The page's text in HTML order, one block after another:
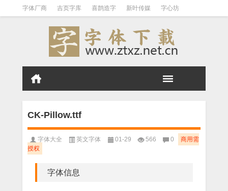
字体厂商 吉页字库 喜鹊造字 新叶传媒 字心坊
刻石录
标签云 字体归档 免费商用 日系中文
汉标字库
CK-Pillow.ttf
字体大全 英文字体 01-29 566 0
商用需
授权
字体信息